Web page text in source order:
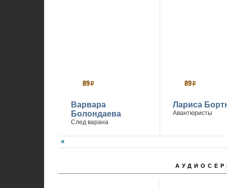
89р
Варвара
Болондаева
След варана
89р
Лариса
Авантюристы